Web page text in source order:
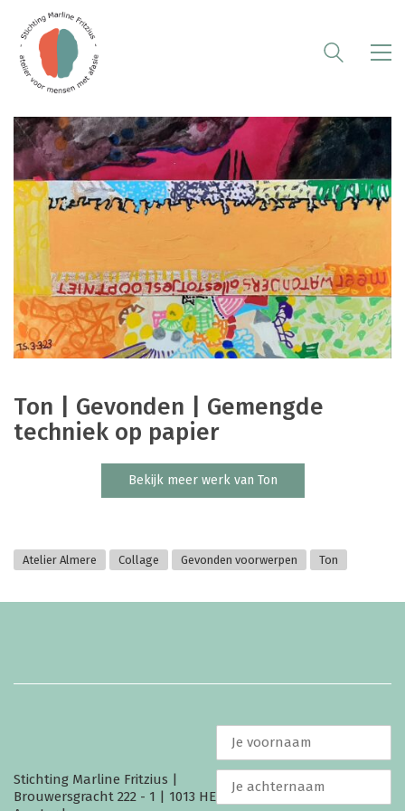
Ton | Gevonden | Gemengde
techniek op papier
Bekijk meer werk van Ton
Atelier Almere Collage Gevonden voorwerpen Ton
Stichting Marline Fritzius |
Brouwersgracht 222 - 1 | 1013 HE